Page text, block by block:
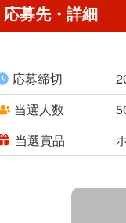
応募先・詳細
応募締切
当選人数
当選賞品